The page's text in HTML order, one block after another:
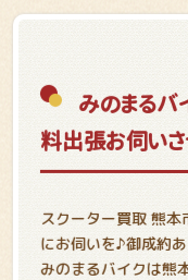
みのまる
料出張お伺いさ
スクーター買取 熊
にお伺いを♪御成約
みのまるバイクは熊